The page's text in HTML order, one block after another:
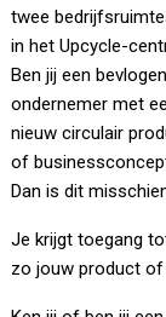
twee
in het Upcycle-
Ben jij een bevlogen
ondernemer met
nieuw circulair
of
Dan is dit
Je krijgt toegang
zo jouw product